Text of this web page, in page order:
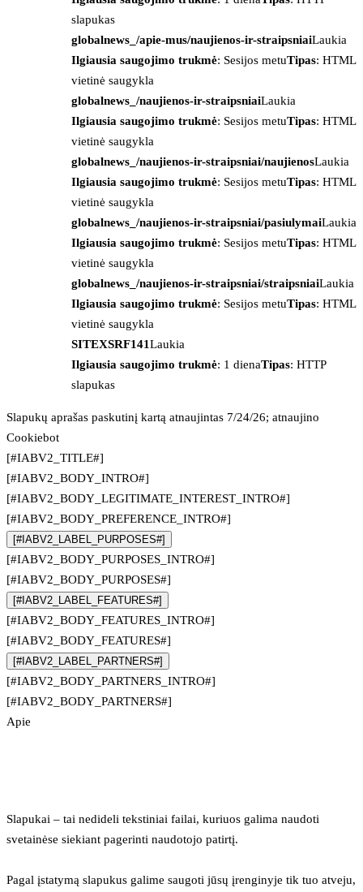
slapukas
globalnews_/apie-mus/naujienos-ir-straipsniaiLaukia
Ilgiausia saugojimo trukmė: Sesijos metuTipas: HTML
vietinė saugykla
globalnews_/naujienos-ir-straipsniaiLaukia
Ilgiausia saugojimo trukmė: Sesijos metuTipas: HTML
vietinė saugykla
globalnews_/naujienos-ir-straipsniai/naujienosLaukia
Ilgiausia saugojimo trukmė: Sesijos metuTipas: HTML
vietinė saugykla
globalnews_/naujienos-ir-straipsniai/pasiulymaiLaukia
Ilgiausia saugojimo trukmė: Sesijos metuTipas: HTML
vietinė saugykla
globalnews_/naujienos-ir-straipsniai/straipsniaiLaukia
Ilgiausia saugojimo trukmė: Sesijos metuTipas: HTML
vietinė saugykla
SITEXSRF141Laukia
Ilgiausia saugojimo trukmė: 1 dienaTipas: HTTP
slapukas
Slapukų aprašas paskutinį kartą atnaujintas 7/24/26; atnaujino
Cookiebot
[#IABV2_TITLE#]
[#IABV2_BODY_INTRO#]
[#IABV2_BODY_LEGITIMATE_INTEREST_INTRO#]
[#IABV2_BODY_PREFERENCE_INTRO#]
[#IABV2_LABEL_PURPOSES#]
[#IABV2_BODY_PURPOSES_INTRO#]
[#IABV2_BODY_PURPOSES#]
[#IABV2_LABEL_FEATURES#]
[#IABV2_BODY_FEATURES_INTRO#]
[#IABV2_BODY_FEATURES#]
[#IABV2_LABEL_PARTNERS#]
[#IABV2_BODY_PARTNERS_INTRO#]
[#IABV2_BODY_PARTNERS#]
Apie
Slapukai – tai nedideli tekstiniai failai, kuriuos galima naudoti
svetainėse siekiant pagerinti naudotojo patirtį.
Pagal įstatymą slapukus galime saugoti jūsų įrenginyje tik tuo atveju,